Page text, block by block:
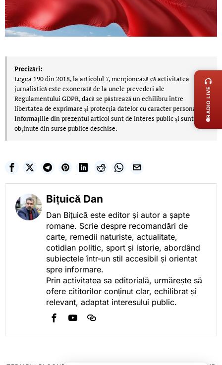
Precizări:
Legea 190 din 2018, la articolul 7, menţionează că activitatea
jurnalistică este exonerată de la unele prevederi ale
Regulamentului GDPR, dacă se păstrează un echilibru între
libertatea de exprimare şi protecţia datelor cu caracter personal.
Informațiile din prezentul articol sunt de interes public și sunt
obținute din surse publice deschise.
Bițuică Dan
Dan Bițuică este editor și autor a șapte
romane. Scrie despre recomandări de
carte, remedii naturiste, actualitate,
cotidian politic, sport și istorie, abordând
subiectele într-un stil accesibil și orientat
spre informare.
Prin activitatea sa editorială, urmărește să
ofere cititorilor conținut clar, echilibrat și
relevant, adaptat interesului public.
RADIO LIVE